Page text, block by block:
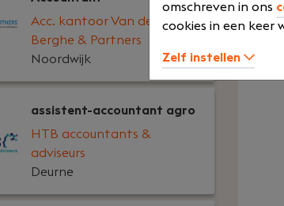
Acc. kantoor Van den
Berghe & Partners
Noordwijk
assistent-accountant agro
HTB accountants &
adviseurs
Deurne
omschreven in ons
cookies in een keer
Zelf instellen